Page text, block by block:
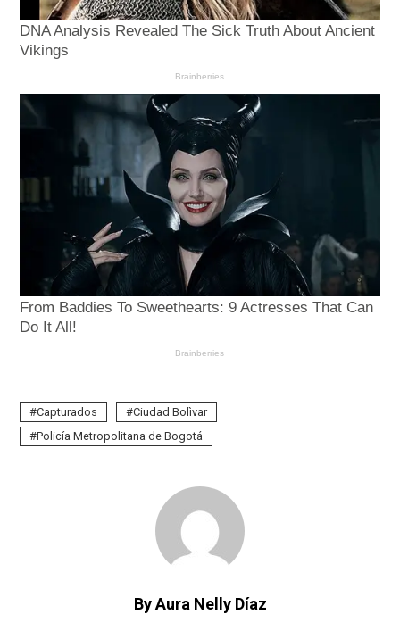
Capturados
Ciudad Bolìvar
Policía Metropolitana de Bogotá
By Aura Nelly Díaz